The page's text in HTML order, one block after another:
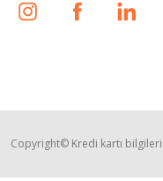
Copyright© Kredi kartı